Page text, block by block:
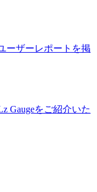
ーザーレポートを掲
Gaugeをご紹介いた